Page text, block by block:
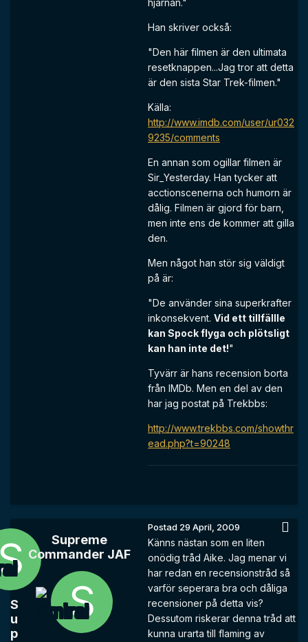
hjärnan."
Han skriver också:
"Den här filmen är den ultimata
resetknappen...Jag tror att detta
är den sista Star Trek-filmen."
Källa:
http://www.imdb.com/user/ur032
9235/comments
En annan som ogillar filmen är
Sir_Yesterday. Han tycker att
acctionscenerna och humorn är
dålig. Filmen är gjord för barn,
men inte ens de kommer att gilla
den.
Men något han stör sig väldigt
på är:
"De använder sina superkrafter
inkonsekvent. Vid ett tillfällle
kan Spock flyga och plötsligt
kan han inte det!"
Tyvärr är hans recension borta
från IMDb. Men en del av den
har jag postat på Trekbbs:
http://www.trekbbs.com/showthr
ead.php?t=90248
S
u
p
Supreme
Commander JAF
Postad 29 April, 2009
Känns nästan som en liten
onödig tråd Aike. Jag menar vi
har redan en recensionstråd så
varför seperara bra och dåliga
recensioner på detta vis?
Dessutom riskerar denna tråd att
kunna urarta till flaming av